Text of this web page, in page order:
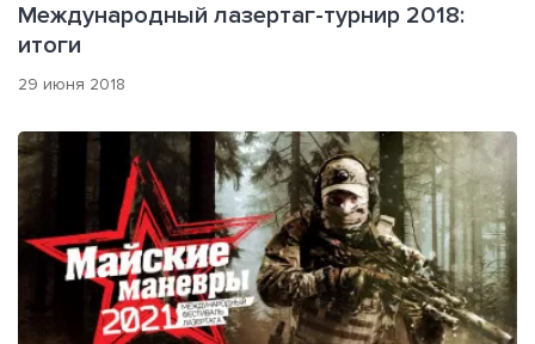
Международный лазертаг-турнир 2018:
итоги
29 июня 2018